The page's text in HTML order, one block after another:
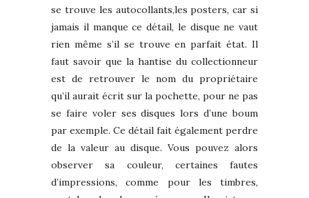
se trouve les autocollants,les posters, car si
jamais il manque ce détail, le disque ne vaut
rien même s’il se trouve en parfait état. Il
faut savoir que la hantise du collectionneur
est de retrouver le nom du propriétaire
qu’il aurait écrit sur la pochette, pour ne pas
se faire voler ses disques lors d’une boum
par exemple. Ce détail fait également perdre
de la valeur au disque. Vous pouvez alors
observer sa couleur, certaines fautes
d’impressions, comme pour les timbres,